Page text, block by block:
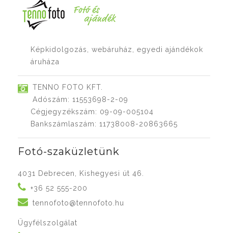
Képkidolgozás, webáruház, egyedi ajándékok
áruháza
TENNO FOTO KFT.
Adószám: 11553698-2-09
Cégjegyzékszám: 09-09-005104
Bankszámlaszám: 11738008-20863665
Fotó-szaküzletünk
4031 Debrecen, Kishegyesi út 46.
+36 52 555-200
tennofoto@tennofoto.hu
Ügyfélszolgálat